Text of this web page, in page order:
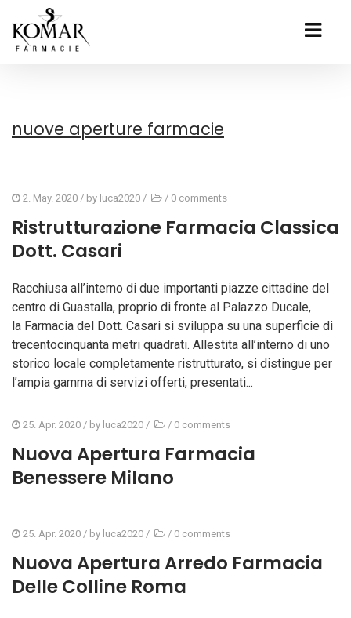
nuove aperture farmacie
2. May. 2020 / by luca2020 / / 0 comments
Ristrutturazione Farmacia Classica
Dott. Casari
Racchiusa all’interno di due importanti piazze cittadine del
centro di Guastalla, proprio di fronte al Palazzo Ducale,
la Farmacia del Dott. Casari si sviluppa su una superficie di
trecentocinquanta metri quadrati. Allestita all’interno di uno
storico locale completamente ristrutturato, si distingue per
l’ampia gamma di servizi offerti, presentati...
25. Apr. 2020 / by luca2020 / / 0 comments
Nuova Apertura Farmacia
Benessere Milano
25. Apr. 2020 / by luca2020 / / 0 comments
Nuova Apertura Arredo Farmacia
Delle Colline Roma